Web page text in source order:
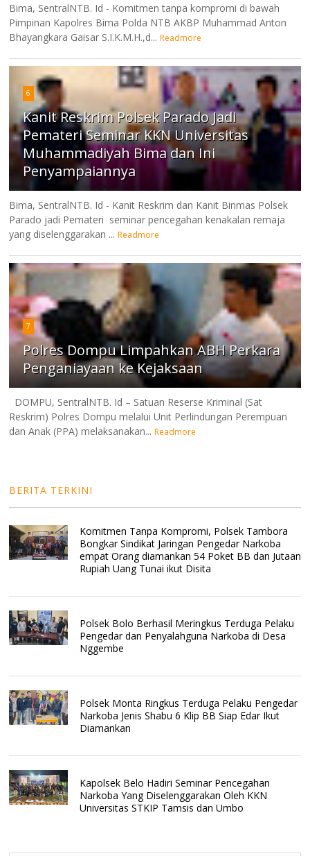
Bima, SentralNTB. Id - Komitmen tanpa kompromi di bawah
Pimpinan Kapolres Bima Polda NTB AKBP Muhammad Anton
Bhayangkara Gaisar S.I.K.M.H.,d... Readmore
6
Kanit Reskrim Polsek Parado Jadi
Pemateri Seminar KKN Universitas
Muhammadiyah Bima dan Ini
Penyampaiannya
Bima, SentralNTB. Id - Kanit Reskrim dan Kanit Binmas Polsek
Parado jadi Pemateri seminar pencegahan kenakalan remaja
yang diselenggarakan ... Readmore
7
Polres Dompu Limpahkan ABH Perkara
Penganiayaan ke Kejaksaan
DOMPU, SentralNTB. Id – Satuan Reserse Kriminal (Sat
Reskrim) Polres Dompu melalui Unit Perlindungan Perempuan
dan Anak (PPA) melaksanakan... Readmore
BERITA TERKINI
Komitmen Tanpa Kompromi, Polsek Tambora
Bongkar Sindikat Jaringan Pengedar Narkoba
empat Orang diamankan 54 Poket BB dan Jutaan
Rupiah Uang Tunai ikut Disita
Polsek Bolo Berhasil Meringkus Terduga Pelaku
Pengedar dan Penyalahguna Narkoba di Desa
Nggembe
Polsek Monta Ringkus Terduga Pelaku Pengedar
Narkoba Jenis Shabu 6 Klip BB Siap Edar Ikut
Diamankan
Kapolsek Belo Hadiri Seminar Pencegahan
Narkoba Yang Diselenggarakan Oleh KKN
Universitas STKIP Tamsis dan Umbo